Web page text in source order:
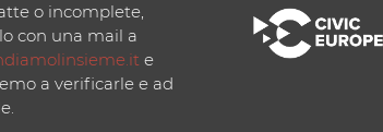
o incomplete,
con una mail a
e
a verificarle e ad